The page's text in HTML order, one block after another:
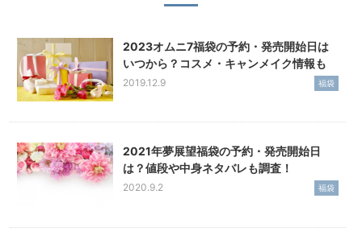
2023オムニ7福袋の予約・発売開始日は
いつから？コスメ・キャンメイク情報も
2019.12.9 福袋
2021年夢展望福袋の予約・発売開始日
は？値段や中身ネタバレも調査！
2020.9.2 福袋